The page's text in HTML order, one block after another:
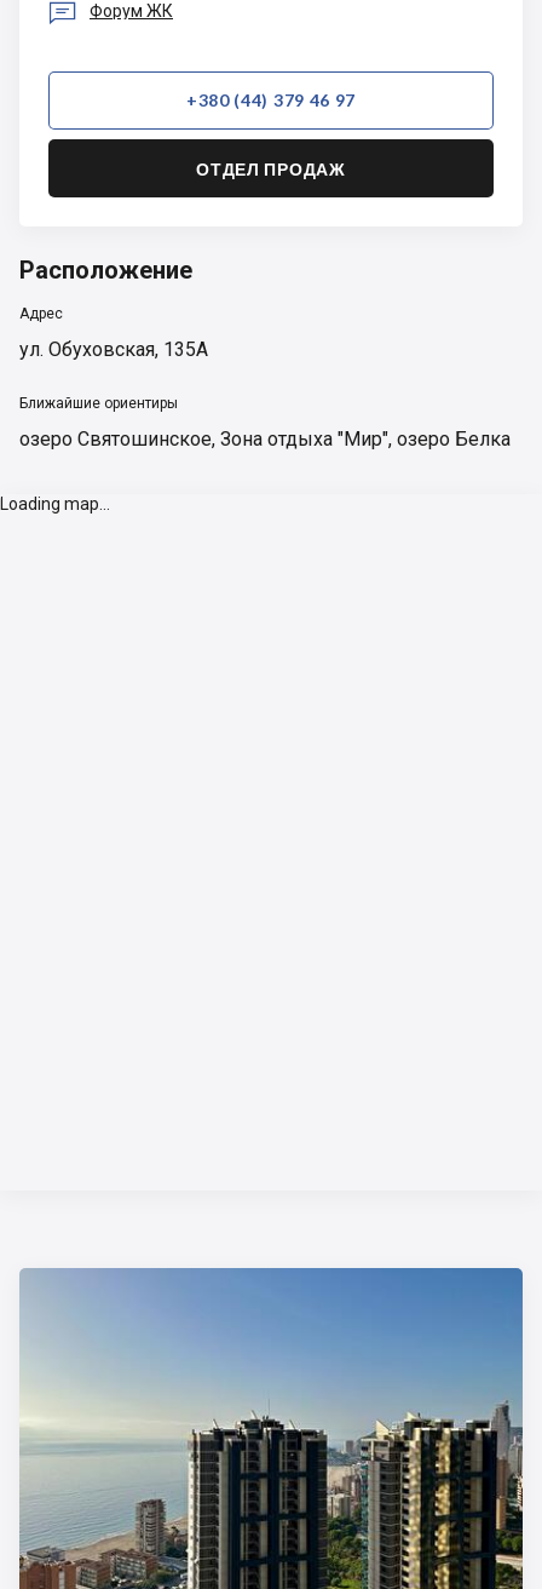
 Форум ЖК
+380 (44) 379 46 97
ОТДЕЛ ПРОДАЖ
Расположение
Адрес
ул. Обуховская, 135А
Ближайшие ориентиры
озеро Святошинское, Зона отдыха "Мир", озеро Белка
Loading map...